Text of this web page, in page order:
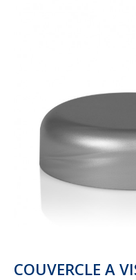
COUVERCLE A